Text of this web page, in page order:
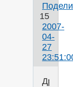
15
2007-
04-
27
Друзья